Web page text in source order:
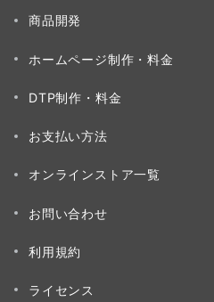
商品開発
ホームページ制作・料金
DTP制作・料金
お支払い方法
オンラインストア一覧
お問い合わせ
利用規約
ライセンス